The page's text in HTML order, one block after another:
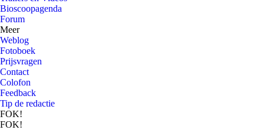
Bioscoopagenda
Forum
Meer
Weblog
Fotoboek
Prijsvragen
Contact
Colofon
Feedback
Tip de redactie
FOK!
FOK!